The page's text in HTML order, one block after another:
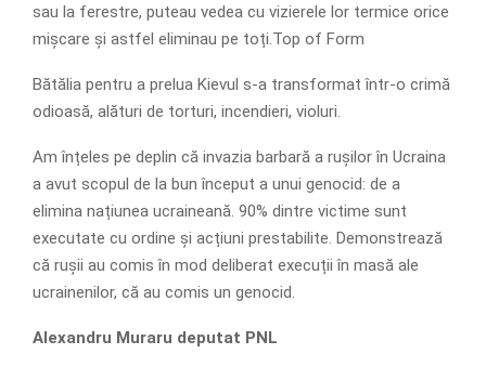
sau la ferestre, puteau vedea cu vizierele lor termice orice
mișcare și astfel eliminau pe toți.Top of Form
Bătălia pentru a prelua Kievul s-a transformat într-o crimă
odioasă, alături de torturi, incendieri, violuri.
Am înțeles pe deplin că invazia barbară a rușilor în Ucraina
a avut scopul de la bun început a unui genocid: de a
elimina națiunea ucraineană. 90% dintre victime sunt
executate cu ordine și acțiuni prestabilite. Demonstrează
că rușii au comis în mod deliberat execuții în masă ale
ucrainenilor, că au comis un genocid.
Alexandru Muraru deputat PNL